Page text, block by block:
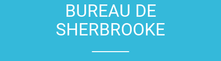
BUREAU DE
SHERBROOKE